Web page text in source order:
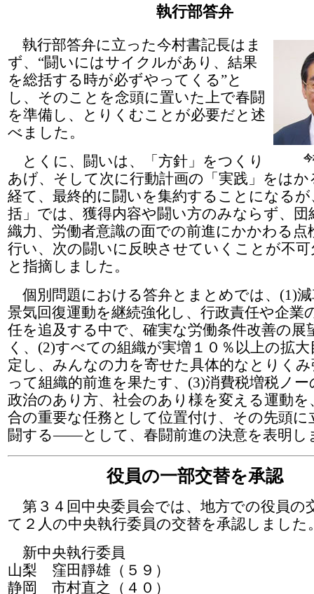
執行部答弁
執行部答弁に立った今村書記長はま
ず、“闘いにはサイクルがあり、結果
を総括する時が必ずやってくる”と
し、そのことを念頭に置いた上で春闘
を準備し、とりくむことが必要だと述
べました。
とくに、闘いは、「方針」をつくり
あげ、そして次に行動計画の「実践」をは
経て、最終的に闘いを集約することになるが
括」では、獲得内容や闘い方のみならず、団
織力、労働者意識の面での前進にかかわる点
行い、次の闘いに反映させていくことが不
と指摘しました。
個別問題における答弁とまとめでは、(1)
景気回復運動を継続強化し、行政責任や企業
任を追及する中で、確実な労働条件改善の展
く、(2)すべての組織が実増１０％以上の拡
定し、みんなの力を寄せた具体的なとりく
って組織的前進を果たす、(3)消費税増税ノ
政治のあり方、社会のあり様を変える運動を
合の重要な任務として位置付け、その先頭に
闘する――として、春闘前進の決意を表明し
役員の一部交替を承認
第３４回中央委員会では、地方での役員の
て２人の中央執行委員の交替を承認しました
新中央執行委員
山梨 窪田靜雄（５９）
静岡 市村直之（４０）